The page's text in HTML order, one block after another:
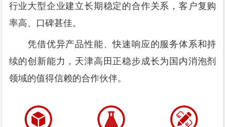
行业大型企业建立长期稳定的合作关系，客户复购
率高、口碑甚佳。
凭借优异产品性能、快速响应的服务体系和持
续的创新能力，天津高田正稳步成长为国内消泡剂
领域的值得信赖的合作伙伴。